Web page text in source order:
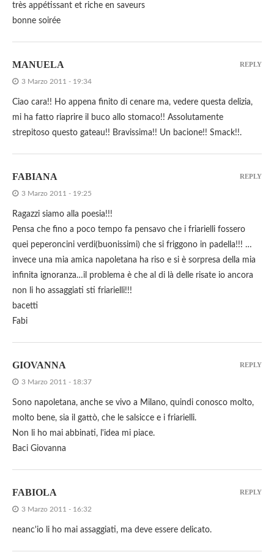
très appétissant et riche en saveurs
bonne soirée
MANUELA
3 Marzo 2011 - 19:34
Ciao cara!! Ho appena finito di cenare ma, vedere questa delizia,
mi ha fatto riaprire il buco allo stomaco!! Assolutamente
strepitoso questo gateau!! Bravissima!! Un bacione!! Smack!!.
REPLY
FABIANA
3 Marzo 2011 - 19:25
Ragazzi siamo alla poesia!!!
Pensa che fino a poco tempo fa pensavo che i friarielli fossero
quei peperoncini verdi(buonissimi) che si friggono in padella!!! …
invece una mia amica napoletana ha riso e si è sorpresa della mia
infinita ignoranza…il problema è che al di là delle risate io ancora
non li ho assaggiati sti friarielli!!!
bacetti
Fabi
REPLY
GIOVANNA
3 Marzo 2011 - 18:37
Sono napoletana, anche se vivo a Milano, quindi conosco molto,
molto bene, sia il gattò, che le salsicce e i friarielli.
Non li ho mai abbinati, l'idea mi piace.
Baci Giovanna
REPLY
FABIOLA
3 Marzo 2011 - 16:32
neanc'io li ho mai assaggiati, ma deve essere delicato.
REPLY